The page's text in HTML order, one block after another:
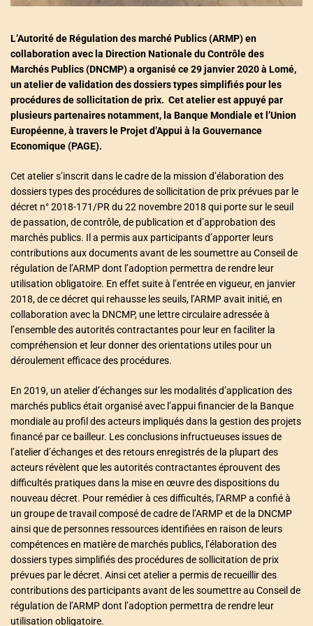
L’Autorité de Régulation des marché Publics (ARMP) en
collaboration avec la Direction Nationale du Contrôle des
Marchés Publics (DNCMP) a organisé ce 29 janvier 2020 à Lomé,
un atelier de validation des dossiers types simplifiés pour les
procédures de sollicitation de prix. Cet atelier est appuyé par
plusieurs partenaires notamment, la Banque Mondiale et l’Union
Européenne, à travers le Projet d’Appui à la Gouvernance
Economique (PAGE).
Cet atelier s’inscrit dans le cadre de la mission d’élaboration des
dossiers types des procédures de sollicitation de prix prévues par le
décret n° 2018-171/PR du 22 novembre 2018 qui porte sur le seuil
de passation, de contrôle, de publication et d’approbation des
marchés publics. Il a permis aux participants d’apporter leurs
contributions aux documents avant de les soumettre au Conseil de
régulation de l’ARMP dont l’adoption permettra de rendre leur
utilisation obligatoire. En effet suite à l’entrée en vigueur, en janvier
2018, de ce décret qui rehausse les seuils, l’ARMP avait initié, en
collaboration avec la DNCMP, une lettre circulaire adressée à
l’ensemble des autorités contractantes pour leur en faciliter la
compréhension et leur donner des orientations utiles pour un
déroulement efficace des procédures.
En 2019, un atelier d’échanges sur les modalités d’application des
marchés publics était organisé avec l’appui financier de la Banque
mondiale au profil des acteurs impliqués dans la gestion des projets
financé par ce bailleur. Les conclusions infructueuses issues de
l’atelier d’échanges et des retours enregistrés de la plupart des
acteurs révèlent que les autorités contractantes éprouvent des
difficultés pratiques dans la mise en œuvre des dispositions du
nouveau décret. Pour remédier à ces difficultés, l’ARMP a confié à
un groupe de travail composé de cadre de l’ARMP et de la DNCMP
ainsi que de personnes ressources identifiées en raison de leurs
compétences en matière de marchés publics, l’élaboration des
dossiers types simplifiés des procédures de sollicitation de prix
prévues par le décret. Ainsi cet atelier a permis de recueillir des
contributions des participants avant de les soumettre au Conseil de
régulation de l’ARMP dont l’adoption permettra de rendre leur
utilisation obligatoire.